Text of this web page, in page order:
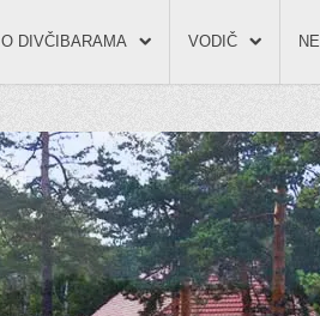
O DIVČIBARAMA VODIČ